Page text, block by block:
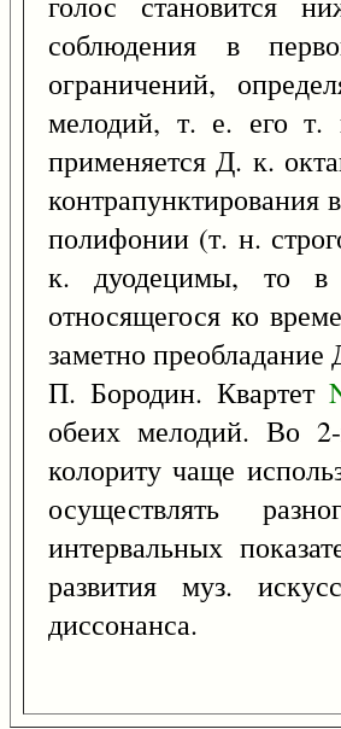
соблюдения в
ограничений,
мелодий, т. е. его т.
применяется Д. к.
контрапунктирования
полифонии (т. н.
к. дуодецимы, то в
относящегося ко
заметно
П. Бородин. Квартет
обеих мелодий. Во
колориту чаще
осуществлять
интервальных
развития муз.
диссонанса.